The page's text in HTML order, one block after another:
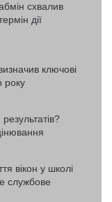
схвалив
дії
ключові
року
вікон у школі
службове